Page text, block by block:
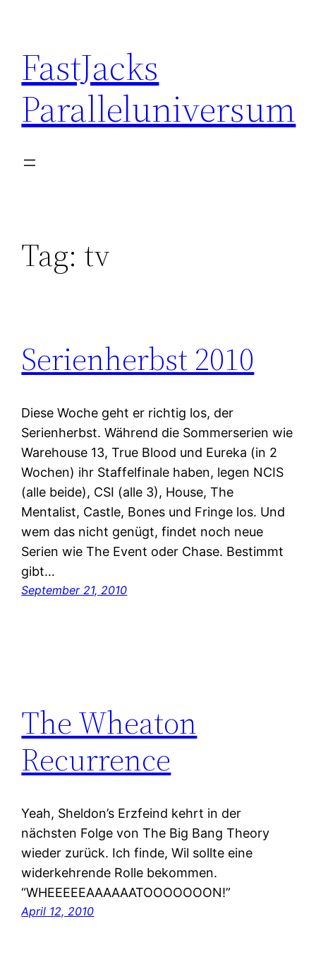
content
FastJacks
Paralleluniversum
Tag: tv
Serienherbst 2010
Diese Woche geht er richtig los, der
Serienherbst. Während die Sommerserien wie
Warehouse 13, True Blood und Eureka (in 2
Wochen) ihr Staffelfinale haben, legen NCIS
(alle beide), CSI (alle 3), House, The
Mentalist, Castle, Bones und Fringe los. Und
wem das nicht genügt, findet noch neue
Serien wie The Event oder Chase. Bestimmt
gibt…
September 21, 2010
The Wheaton
Recurrence
Yeah, Sheldon’s Erzfeind kehrt in der
nächsten Folge von The Big Bang Theory
wieder zurück. Ich finde, Wil sollte eine
widerkehrende Rolle bekommen.
“WHEEEEEAAAAAATOOOOOOON!”
April 12, 2010